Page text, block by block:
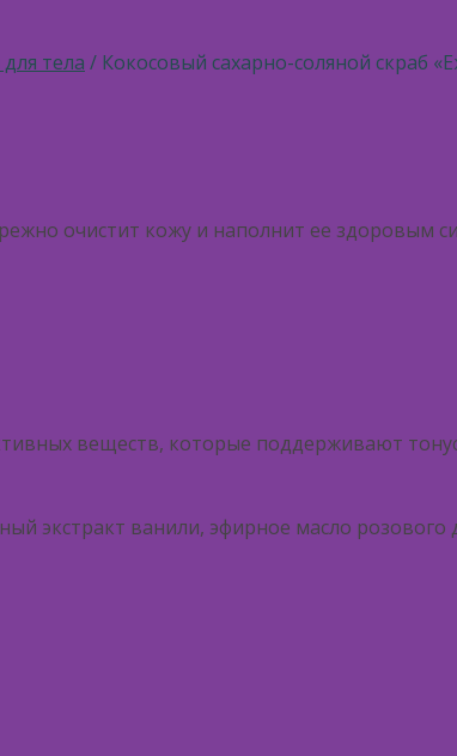
тела / Кокосовый сахарно-соляной скраб
очистит кожу и наполнит ее здоровым
веществ, которые поддерживают
экстракт ванили, эфирное масло розового